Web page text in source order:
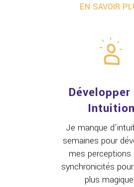
EN SAVOIR
Développer
Intuition
Je manque
semaines pour
mes perceptions
synchronicités
plus